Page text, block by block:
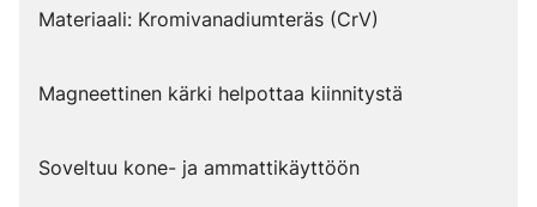
Materiaali: Kromivanadiumteräs (CrV)
Magneettinen kärki helpottaa kiinnitystä
Soveltuu kone- ja ammattikäyttöön